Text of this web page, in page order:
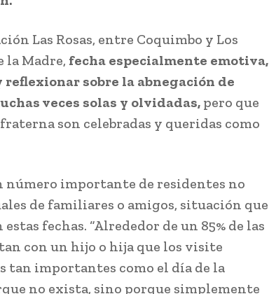
Las Rosas, entre Coquimbo y Los
la Madre, fecha especialmente emotiva,
reflexionar sobre la abnegación de
veces solas y olvidadas, pero que
son celebradas y queridas como
número importante de residentes no
de familiares o amigos, situación que
fechas. “Alrededor de un 85% de las
con un hijo o hija que los visite
tan importantes como el día de la
no exista, sino porque simplemente